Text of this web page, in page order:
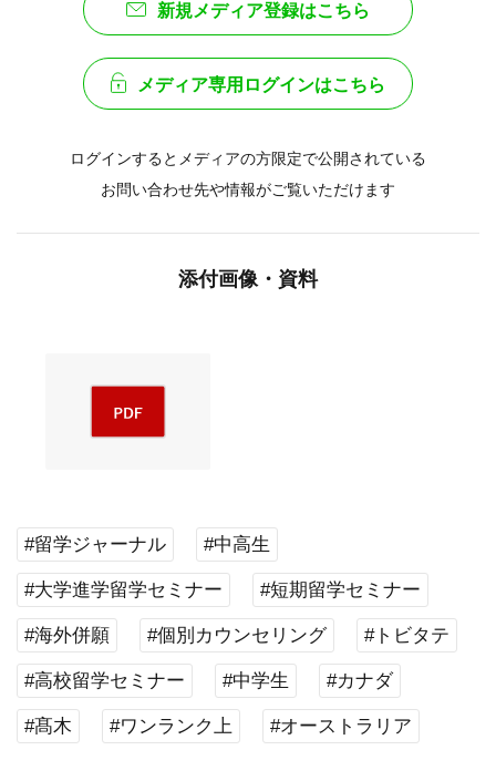
新規メディア登録はこちら
メディア専用ログインはこちら
ログインするとメディアの方限定で公開されている
お問い合わせ先や情報がご覧いただけます
添付画像・資料
#留学ジャーナル #中高生
#大学進学留学セミナー #短期留学セミナー
#海外併願 #個別カウンセリング #トビタテ
#高校留学セミナー #中学生 #カナダ
#髙木 #ワンランク上 #オーストラリア